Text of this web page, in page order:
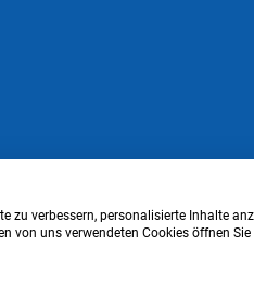
AGB Privacy Policy
zu verbessern, personalisierte Inhalte
von uns verwendeten Cookies öffnen Sie